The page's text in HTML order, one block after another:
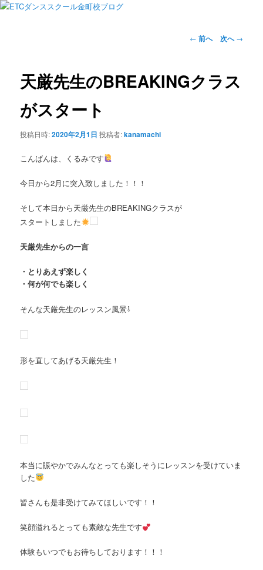
投
ビ
ゲ
← 前へ 次へ→
天厳先生のBREAKINGクラス
がスタート
投稿日時:2020年2月1日 投稿者:kanamachi
こんばんは、くるみです
今日から2月に突入致しました！！！
そして本日から天厳先生のBREAKINGクラスが
スタートしました
天厳先生からの一言
・とりあえず楽しく
・何が何でも楽しく
そんな天厳先生のレッスン風景⇩
形を直してあげる天厳先生！
本当に賑やかでみんなとっても楽しそうにレッスンを受けていま
した
皆さんも是非受けてみてほしいです！！
笑顔溢れるとっても素敵な先生です
体験もいつでもお待ちしております！！！